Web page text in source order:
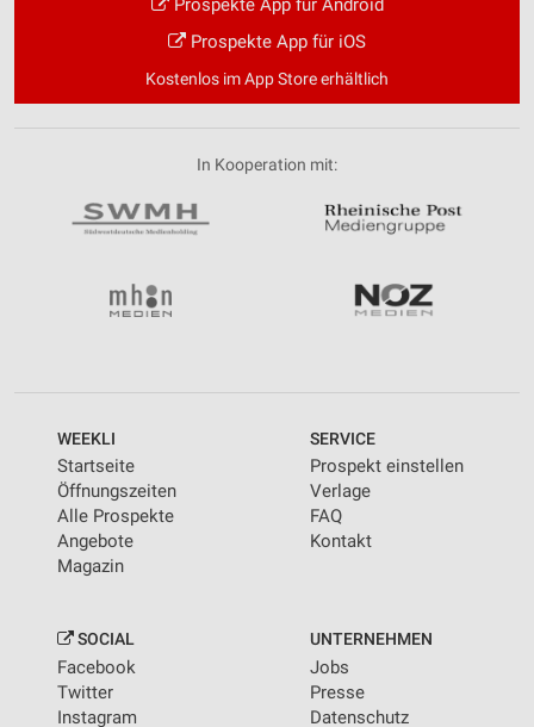
Prospekte App für Android
Prospekte App für iOS
Kostenlos im App Store erhältlich
In Kooperation mit:
WEEKLI
Startseite
Öffnungszeiten
Alle Prospekte
Angebote
Magazin
SERVICE
Prospekt einstellen
Verlage
FAQ
Kontakt
SOCIAL
Facebook
Twitter
Instagram
UNTERNEHMEN
Jobs
Presse
Datenschutz